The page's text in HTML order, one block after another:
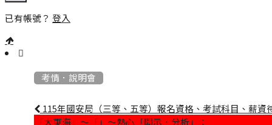
已有帳號？ 登入
::: 考情．說明會
115年國安局（三等、五等）報名資格、考試科目、薪資
「大東海」～「」～熱心「開示．分析」：